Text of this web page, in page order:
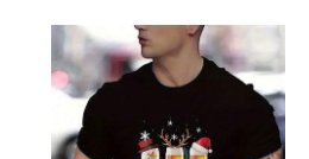
17.76€